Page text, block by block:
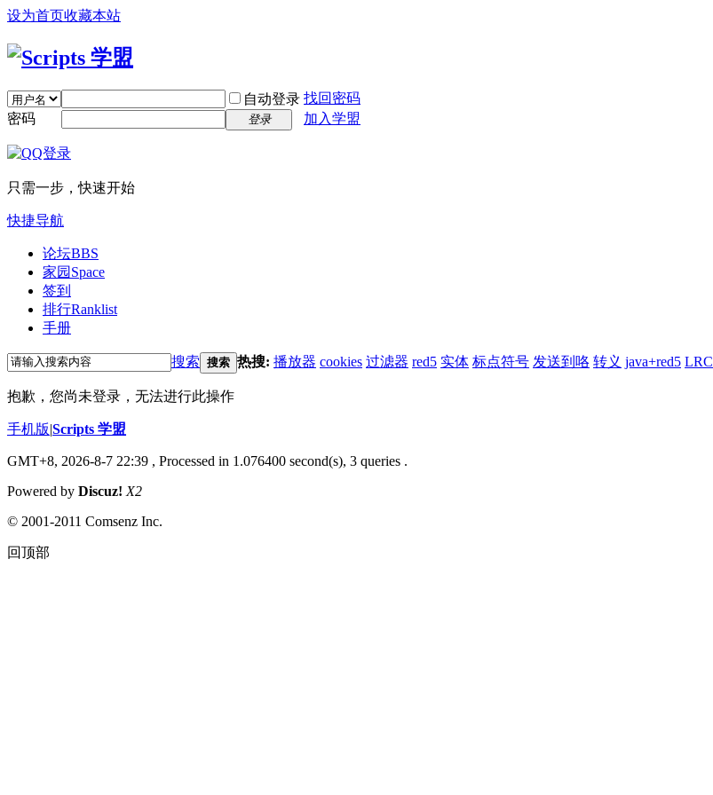
设为首页收藏本站
自动登录 找回密码
密码
登录 加入学盟
只需一步，快速开始
快捷导航
论坛BBS
家园 Space
签到
排行Ranklist
手册
搜索 搜索 热搜: 播放器 cookies 过滤器 red5 实体 标点符号 发送到咯 转义 java+red5 LRC
抱歉，您尚未登录，无法进行此操作
手机版|Scripts 学盟
GMT+8, 2026-8-7 22:39 , Processed in 1.076400 second(s), 3 queries .
Powered by Discuz! X2
© 2001-2011 Comsenz Inc.
回顶部